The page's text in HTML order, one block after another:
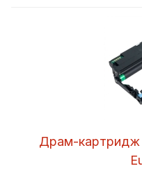
Драм-картридж